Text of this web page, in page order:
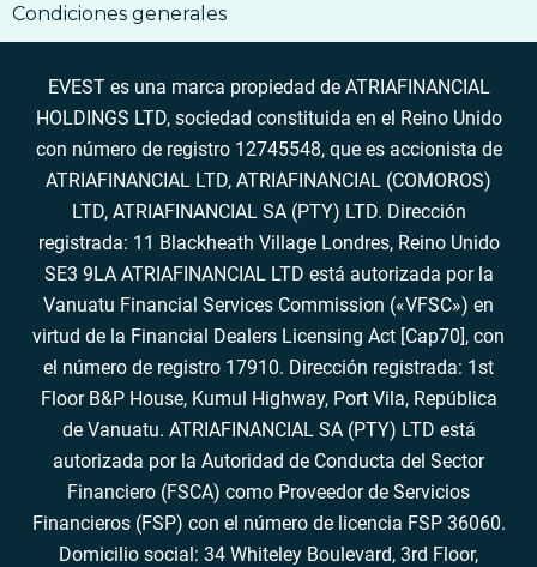
Condiciones generales
EVEST es una marca propiedad de ATRIAFINANCIAL
HOLDINGS LTD, sociedad constituida en el Reino Unido
con número de registro 12745548, que es accionista de
ATRIAFINANCIAL LTD, ATRIAFINANCIAL (COMOROS)
LTD, ATRIAFINANCIAL SA (PTY) LTD. Dirección
registrada: 11 Blackheath Village Londres, Reino Unido
SE3 9LA ATRIAFINANCIAL LTD está autorizada por la
Vanuatu Financial Services Commission («VFSC») en
virtud de la Financial Dealers Licensing Act [Cap70], con
el número de registro 17910. Dirección registrada: 1st
Floor B&P House, Kumul Highway, Port Vila, República
de Vanuatu. ATRIAFINANCIAL SA (PTY) LTD está
autorizada por la Autoridad de Conducta del Sector
Financiero (FSCA) como Proveedor de Servicios
Financieros (FSP) con el número de licencia FSP 36060.
Domicilio social: 34 Whiteley Boulevard, 3rd Floor,